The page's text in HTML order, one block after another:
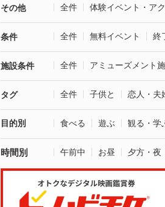
その他 全件 体験イベント・ア
条件 全件 無料イベント 終
施設条件 全件 アミューズメント
タグ 全件 子供と 恋人・夫
目的別 食べる 遊ぶ 観る・学
時間別 午前中 お昼 夕方・夜